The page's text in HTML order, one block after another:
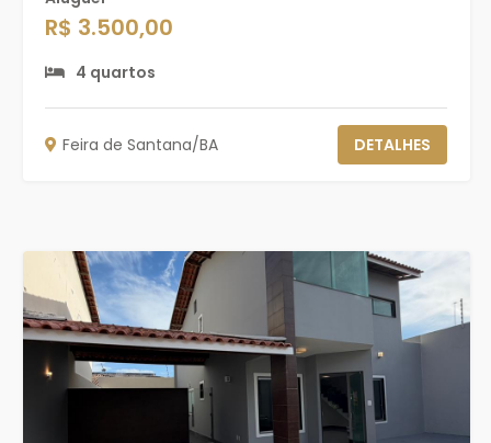
R$ 3.500,00
4 quartos
Feira de Santana/BA DETALHES